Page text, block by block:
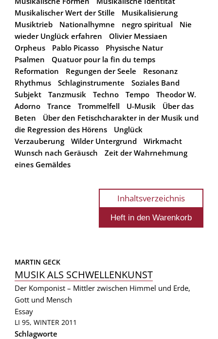
Musikalischer Wert der Stille
Musikalisierung
Musiktrieb
Nationalhymne negro spiritual
Nie
wieder Unglück erfahren
Olivier Messiaen
Orpheus
Pablo Picasso
Physische Natur
Psalmen
Quatuor pour la fin du temps
Reformation
Regungen der Seele
Resonanz
Rhythmus
Schlaginstrumente
Soziales Band
Subjekt
Tanzmusik Techno Tempo
Theodor W.
Adorno
Trance Trommelfell U-Musik
Über das
Beten
Über den Fetischcharakter in der Musik und
die Regression des Hörens
Unglück
Verzauberung
Wilder Untergrund
Wirkmacht
Wunsch nach Geräusch
Zeit der Wahrnehmung
eines Gemäldes
Inhaltsverzeichnis
MARTIN GECK
MUSIK ALS SCHWELLENKUNST
Der Komponist – Mittler zwischen Himmel und Erde,
Gott und Mensch
Essay
LI 95, WINTER 2011
Schlagworte